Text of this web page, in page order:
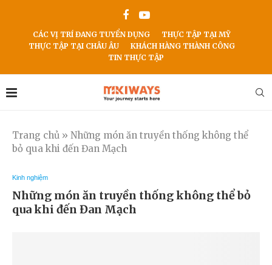
CÁC VỊ TRÍ ĐANG TUYỂN DỤNG
THỰC TẬP TẠI MỸ
THỰC TẬP TẠI CHÂU ÂU
KHÁCH HÀNG THÀNH CÔNG
TIN THỰC TẬP
Trang chủ » Những món ăn truyền thống không thể
bỏ qua khi đến Đan Mạch
Kinh nghiệm
Những món ăn truyền thống không thể bỏ
qua khi đến Đan Mạch